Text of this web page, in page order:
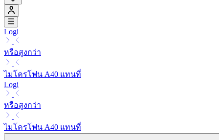
Logi
หรือสูงกว่า
ไมโครโฟน A40 แทนที่
Logi
หรือสูงกว่า
ไมโครโฟน A40 แทนที่